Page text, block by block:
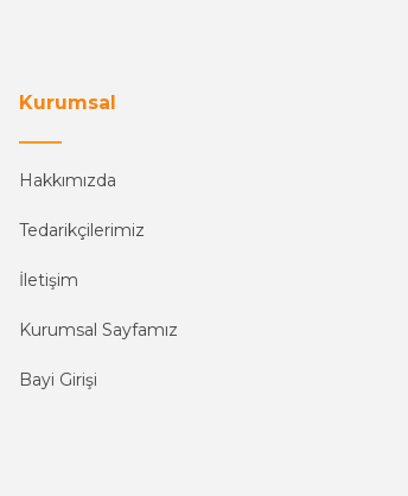
Kurumsal
Hakkımızda
Tedarikçilerimiz
İletişim
Kurumsal Sayfamız
Bayi Girişi